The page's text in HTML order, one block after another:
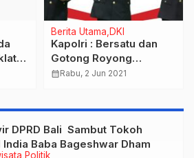
Berita Utama DKI
Kapolri : Bersatu dan
Gotong Royong
melawan Covid-19
Rabu, 2 Jun 2021
Politik
DPRD Bali Sambut Tokoh
Baba Bageshwar Dham